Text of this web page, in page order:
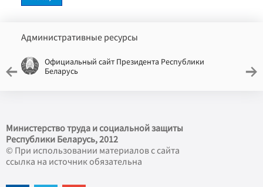
Административные ресурсы
Официальный сайт Президента Республики
Беларусь
Министерство труда и социальной защиты
Республики Беларусь, 2012
© При использовании материалов с сайта
ссылка на источник обязательна